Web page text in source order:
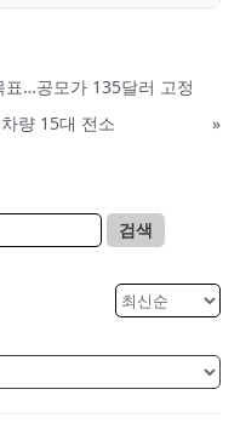
표…공모가 135달러 고정
량 15대 전소
»
검색